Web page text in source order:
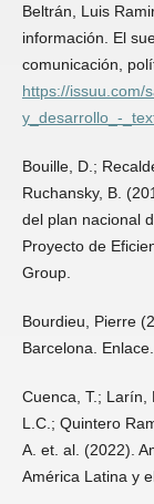
Beltrán, Luis
información. El
comunicación,
https://issuu.com/
y_desarrollo_-
Bouille, D.;
Ruchansky, B.
del plan nacional
Proyecto de
Group.
Bourdieu, Pierre
Barcelona. Enlace.
Cuenca, T.; Larín,
L.C.; Quintero
A. et. al. (2022).
América Latina y